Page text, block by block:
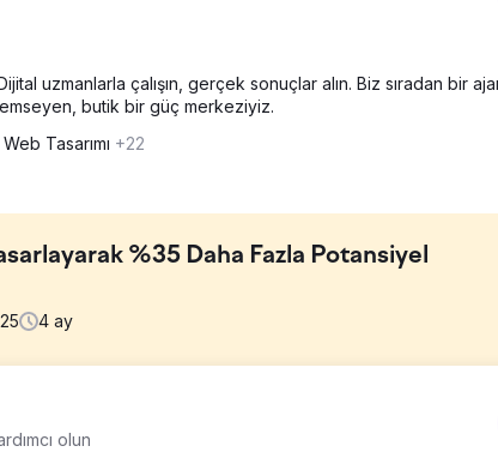
uzmanlarla çalışın, gerçek sonuçlar alın. Biz sıradan bir
butik bir güç merkeziyiz.
Tasarımı +22
%35 Daha Fazla Potansiyel
4 ay
görsel bir yenilemeden daha fazlasını gerektiriyordu.
harekete geçmesini zorlaştıran zayıf sorgulama
olun